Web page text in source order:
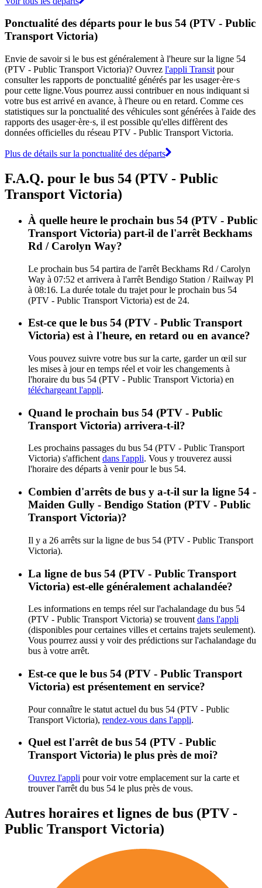
Ponctualité des départs pour le bus 54 (PTV - Public
Transport Victoria)
Envie de savoir si le bus est généralement à l'heure sur la ligne 54
(PTV - Public Transport Victoria)? Ouvrez l'appli Transit pour
consulter les rapports de ponctualité générés par les usager·ère·s
pour cette ligne.Vous pourrez aussi contribuer en nous indiquant si
votre bus est arrivé en avance, à l'heure ou en retard. Comme ces
statistiques sur la ponctualité des véhicules sont générées à l'aide des
rapports des usager·ère·s, il est possible qu'elles diffèrent des
données officielles du réseau PTV - Public Transport Victoria.
Plus de détails sur la ponctualité des départs
F.A.Q. pour le bus 54 (PTV - Public
Transport Victoria)
À quelle heure le prochain bus 54 (PTV - Public
Transport Victoria) part-il de l'arrêt Beckhams
Rd / Carolyn Way?
Le prochain bus 54 partira de l'arrêt Beckhams Rd / Carolyn
Way à 07:52 et arrivera à l'arrêt Bendigo Station / Railway Pl
à 08:16. La durée totale du trajet pour le prochain bus 54
(PTV - Public Transport Victoria) est de 24.
Est-ce que le bus 54 (PTV - Public Transport
Victoria) est à l'heure, en retard ou en avance?
Vous pouvez suivre votre bus sur la carte, garder un œil sur
les mises à jour en temps réel et voir les changements à
l'horaire du bus 54 (PTV - Public Transport Victoria) en
téléchargeant l'appli.
Quand le prochain bus 54 (PTV - Public
Transport Victoria) arrivera-t-il?
Les prochains passages du bus 54 (PTV - Public Transport
Victoria) s'affichent dans l'appli. Vous y trouverez aussi
l'horaire des départs à venir pour le bus 54.
Combien d'arrêts de bus y a-t-il sur la ligne 54 -
Maiden Gully - Bendigo Station (PTV - Public
Transport Victoria)?
Il y a 26 arrêts sur la ligne de bus 54 (PTV - Public Transport
Victoria).
La ligne de bus 54 (PTV - Public Transport
Victoria) est-elle généralement achalandée?
Les informations en temps réel sur l'achalandage du bus 54
(PTV - Public Transport Victoria) se trouvent dans l'appli
(disponibles pour certaines villes et certains trajets seulement).
Vous pourrez aussi y voir des prédictions sur l'achalandage du
bus à votre arrêt.
Est-ce que le bus 54 (PTV - Public Transport
Victoria) est présentement en service?
Pour connaître le statut actuel du bus 54 (PTV - Public
Transport Victoria), rendez-vous dans l'appli.
Quel est l'arrêt de bus 54 (PTV - Public
Transport Victoria) le plus près de moi?
Ouvrez l'appli pour voir votre emplacement sur la carte et
trouver l'arrêt du bus 54 le plus près de vous.
Autres horaires et lignes de bus (PTV -
Public Transport Victoria)